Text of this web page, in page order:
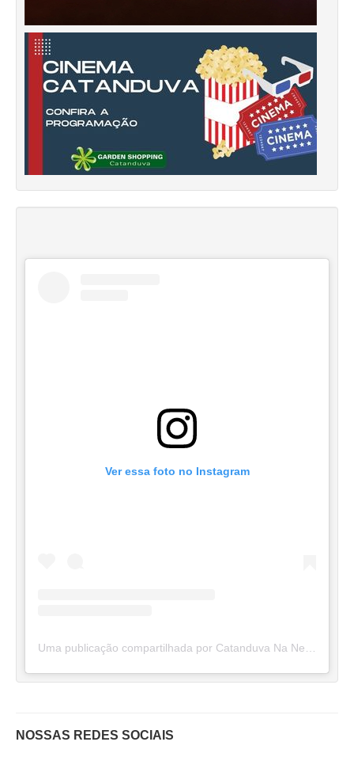
Ver essa foto no Instagram
NOSSAS REDES SOCIAIS